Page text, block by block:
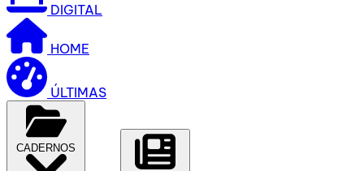
DIGITAL
HOME
ÚLTIMAS
CADERNOS